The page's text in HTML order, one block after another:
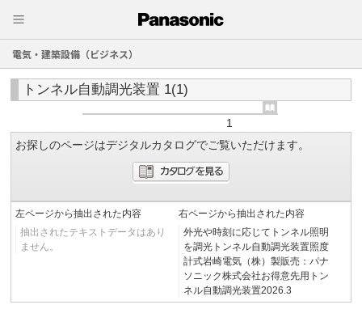
電気・建築設備（ビジネス）
トンネル自動調光装置 1(1)
1
お探しのページはデジタルカタログでご覧いただけます。
左ページから抽出された内容
抽出されたテキストデータはあり
ません。
右ページから抽出された内容
外光や時刻に応じてトンネル照明
を調光トンネル自動調光装置照度
計式岩崎電気（株）製販売：パナ
ソニック株式会社お得意先用トン
ネル自動調光装置2026.3